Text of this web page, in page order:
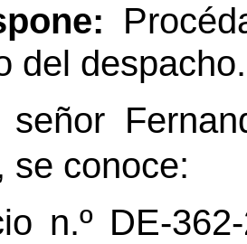
del despacho.
señor
se conoce:
n.º DE-